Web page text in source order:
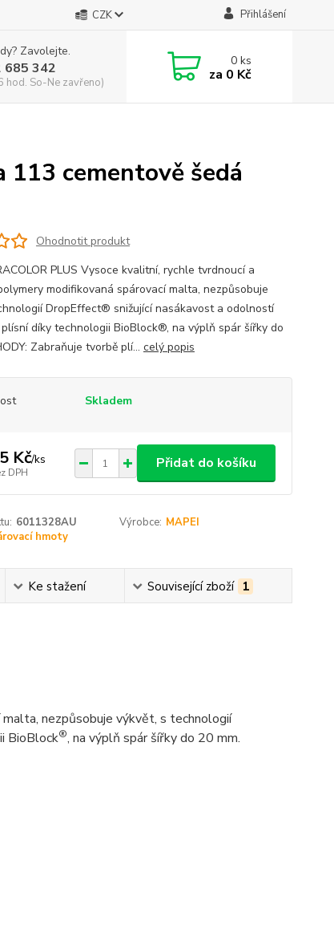
CZK Přihlášení
Zavolejte.
685 342
hod. So-Ne zavřeno)
0ks
za 0 Kč
113 cementově šedá
Ohodnotit produkt
PLUS Vysoce kvalitní, rychle tvrdnoucí a
modifikovaná spárovací malta, nezpůsobuje
DropEffect® snižující nasákavost a odolností
díky technologii BioBlock®, na výplň spár šířky do
Zabraňuje tvorbě plí... celý popis
Skladem
Kč/ks
DPH
Přidat do košíku
6011328AU Výrobce: MAPEI
hmoty
Ke stažení Související zboží 1
nezpůsobuje výkvět, s technologií
BioBlock®, na výplň spár šířky do 20 mm.